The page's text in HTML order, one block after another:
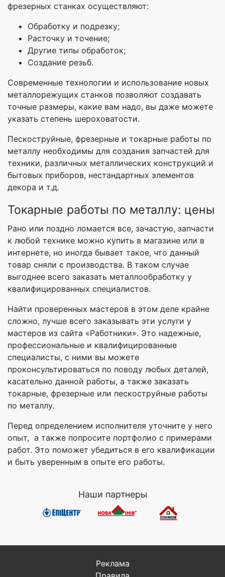
фрезерных станках осуществляют:
Обработку и подрезку;
Расточку и точение;
Другие типы обработок;
Создание резьб.
Современные технологии и использование новых
металлорежущих станков позволяют создавать
точные размеры, какие вам надо, вы даже можете
указать степень шероховатости.
Пескоструйные, фрезерные и токарные работы по
металлу необходимы для создания запчастей для
техники, различных металлических конструкций и
бытовых приборов, нестандартных элементов
декора и т.д.
Токарные работы по металлу: цены
Рано или поздно ломается все, зачастую, запчасти
к любой технике можно купить в магазине или в
интернете, но иногда бывает такое, что данный
товар сняли с производства. В таком случае
выгоднее всего заказать металлообработку у
квалифицированных специалистов.
Найти проверенных мастеров в этом деле крайне
сложно, лучше всего заказывать эти услуги у
мастеров из сайта «Работники». Это надежные,
профессиональные и квалифицированные
специалисты, с ними вы можете
проконсультироваться по поводу любых деталей,
касательно данной работы, а также заказать
токарные, фрезерные или пескоструйные работы
по металлу.
Перед определением исполнителя уточните у него
опыт, а также попросите портфолио с примерами
работ. Это поможет убедиться в его квалификации
и быть уверенным в опыте его работы.
Наши партнеры
Реклама